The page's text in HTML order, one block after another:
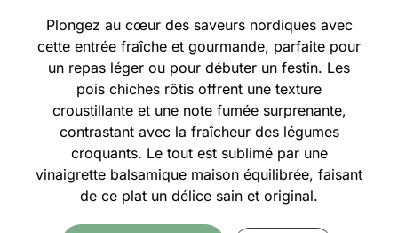
Plongez au cœur des saveurs nordiques avec
cette entrée fraîche et gourmande, parfaite pour
un repas léger ou pour débuter un festin. Les
pois chiches rôtis offrent une texture
croustillante et une note fumée surprenante,
contrastant avec la fraîcheur des légumes
croquants. Le tout est sublimé par une
vinaigrette balsamique maison équilibrée, faisant
de ce plat un délice sain et original.